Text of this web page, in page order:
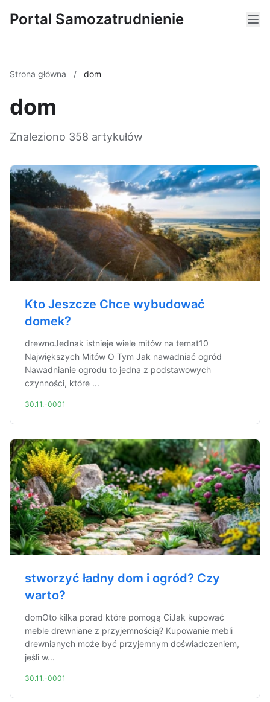
Portal Samozatrudnienie
Strona główna / dom
dom
Znaleziono 358 artykułów
Kto Jeszcze Chce wybudować
domek?
drewnoJednak istnieje wiele mitów na temat10
Największych Mitów O Tym Jak nawadniać ogród
Nawadnianie ogrodu to jedna z podstawowych
czynności, które ...
30.11.-0001
stworzyć ładny dom i ogród? Czy
warto?
domOto kilka porad które pomogą CiJak kupować
meble drewniane z przyjemnością? Kupowanie mebli
drewnianych może być przyjemnym doświadczeniem,
jeśli w...
30.11.-0001